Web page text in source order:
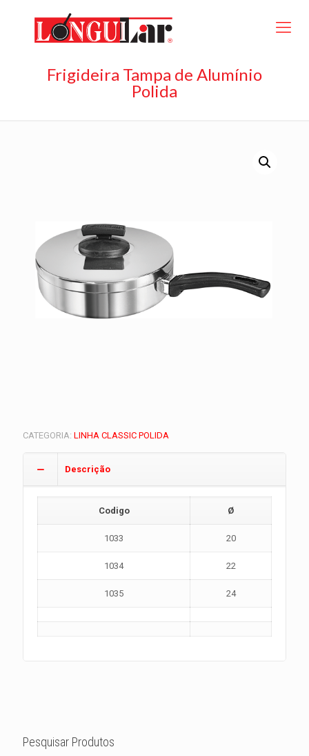
Frigideira Tampa de Alumínio
Polida
CATEGORIA: LINHA CLASSIC POLIDA
Descrição
Codigo Ø
1033 20
1034 22
1035 24
Pesquisar Produtos